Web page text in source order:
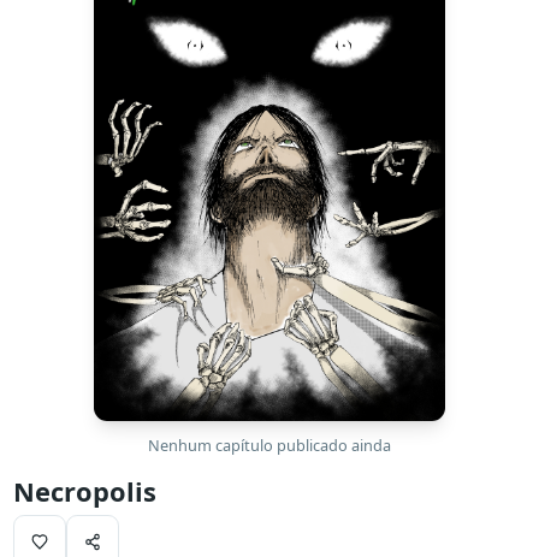
Nenhum capítulo publicado ainda
Necropolis